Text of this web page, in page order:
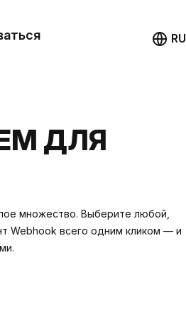
RU
ДЛЯ
множество. Выберите любой,
Webhook всего одним кликом — и